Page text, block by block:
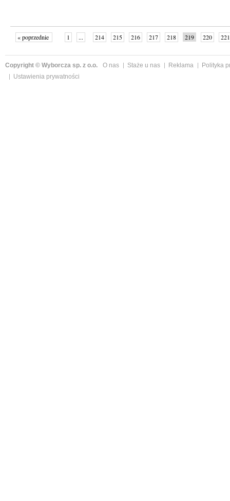
« poprzednie 1 ... 214 215 216 217 218 219 220
221
Copyright © Wyborcza sp. z o.o. O nas Staże u nas Reklama
Polityka
Ustawienia prywatności